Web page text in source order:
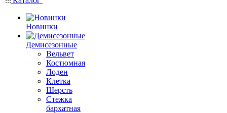
Новинки
Демисезонные
Вельвет
Костюмная
Лоден
Клетка
Шерсть
Стежка
бархатная